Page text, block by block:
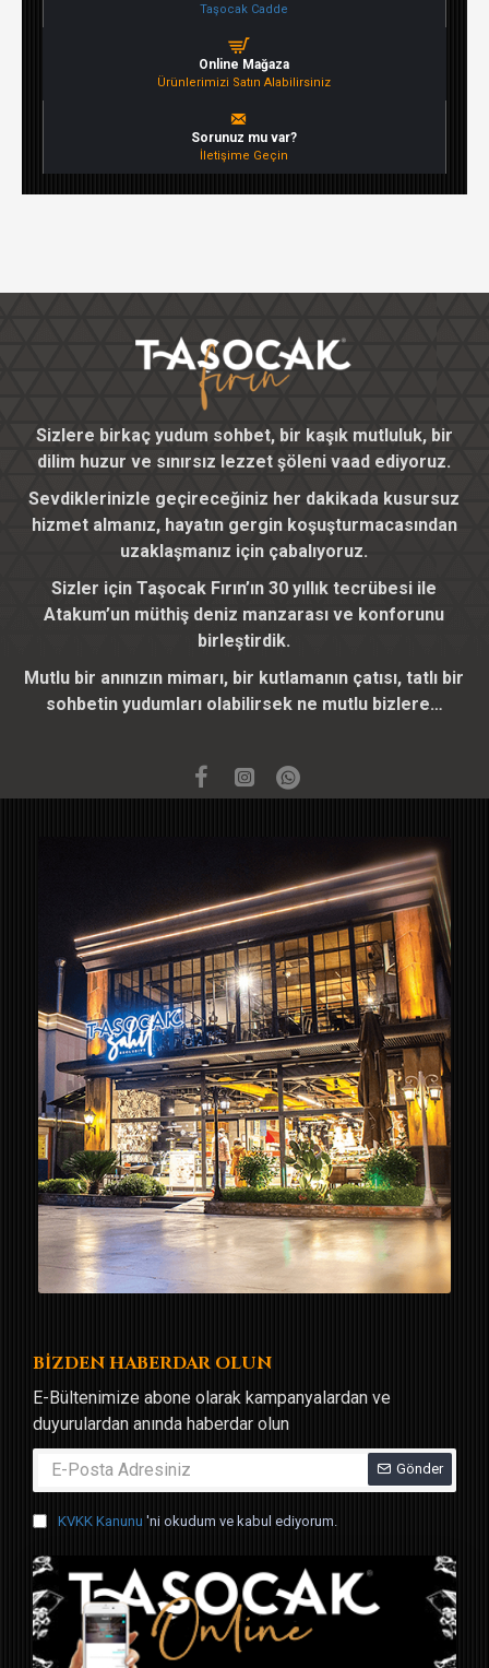
Taşocak Cadde
Online Mağaza
Ürünlerimizi Satın Alabilirsiniz
Sorunuz mu var?
İletişime Geçin
Sizlere birkaç yudum sohbet, bir kaşık mutluluk, bir
dilim huzur ve sınırsız lezzet şöleni vaad ediyoruz.
Sevdiklerinizle geçireceğiniz her dakikada kusursuz
hizmet almanız, hayatın gergin koşuşturmacasından
uzaklaşmanız için çabalıyoruz.
Sizler için Taşocak Fırın’ın 30 yıllık tecrübesi ile
Atakum’un müthiş deniz manzarası ve konforunu
birleştirdik.
Mutlu bir anınızın mimarı, bir kutlamanın çatısı, tatlı bir
sohbetin yudumları olabilirsek ne mutlu bizlere…
BİZDEN HABERDAR OLUN
E-Bültenimize abone olarak kampanyalardan ve
duyurulardan anında haberdar olun
Gönder
KVKK Kanunu 'ni okudum ve kabul ediyorum.